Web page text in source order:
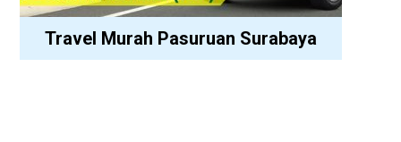
Travel Murah Pasuruan Surabaya